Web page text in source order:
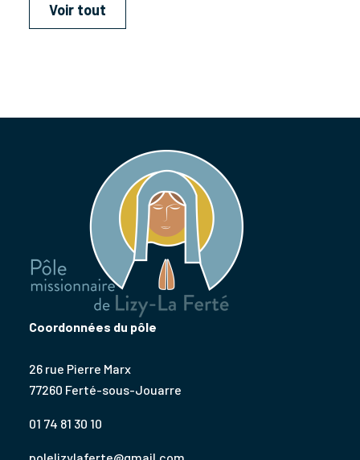
Voir tout
Coordonnées du pôle
26 rue Pierre Marx
77260 Ferté-sous-Jouarre
01 74 81 30 10